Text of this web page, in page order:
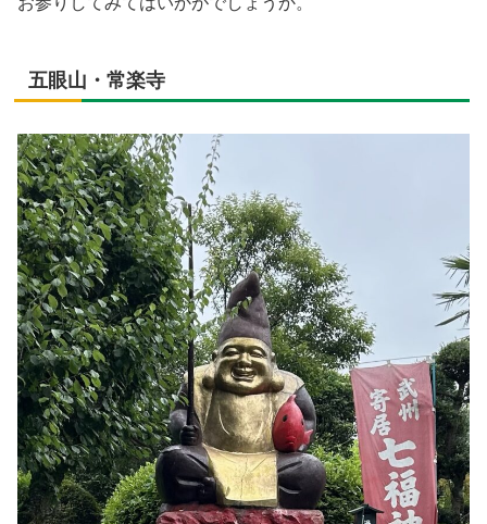
五眼山・常楽寺